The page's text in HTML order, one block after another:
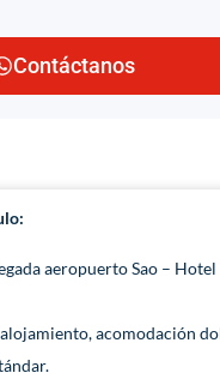
Contáctanos
aeropuerto Sao – Hotel
acomodación